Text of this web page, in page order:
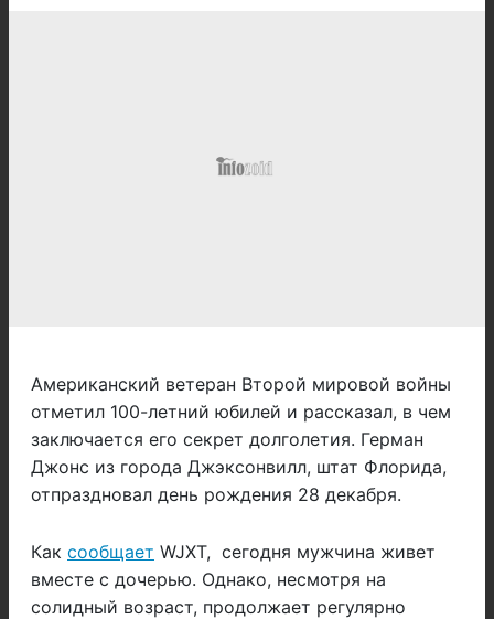
Американский ветеран Второй мировой войны
отметил 100-летний юбилей и рассказал, в чем
заключается его секрет долголетия. Герман
Джонс из города Джэксонвилл, штат Флорида,
отпраздновал день рождения 28 декабря.
Как сообщает WJXT, сегодня мужчина живет
вместе с дочерью. Однако, несмотря на
солидный возраст, продолжает регулярно